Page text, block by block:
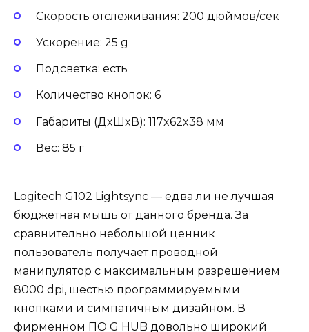
Скорость отслеживания: 200 дюймов/сек
Ускорение: 25 g
Подсветка: есть
Количество кнопок: 6
Габариты (ДxШxВ): 117x62x38 мм
Вес: 85 г
Logitech G102 Lightsync — едва ли не лучшая
бюджетная мышь от данного бренда. За
сравнительно небольшой ценник
пользователь получает проводной
манипулятор с максимальным разрешением
8000 dpi, шестью программируемыми
кнопками и симпатичным дизайном. В
фирменном ПО G HUB довольно широкий